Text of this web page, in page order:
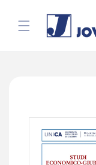
direttamente
ai contenuti